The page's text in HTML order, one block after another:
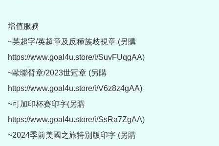
增值服務
~英超字/英超章及反種族歧視章 (另購
https://www.goal4u.store/i/SuvFUqgAA)
~歐聯臂章/2023世冠章 (另購
https://www.goal4u.store/i/V6z8z4gAA)
~可加印杯賽印字(另購
https://www.goal4u.store/i/SsRa7ZgAA)
~2024季前美國之旅特別版印字 (另購